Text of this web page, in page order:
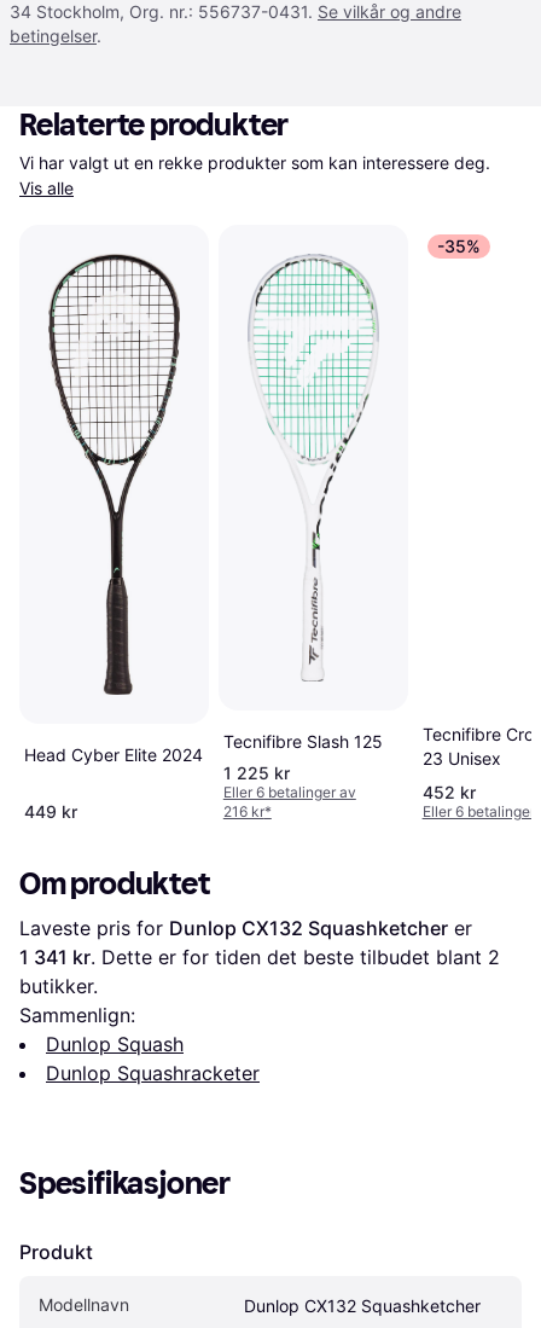
34 Stockholm, Org. nr.: 556737-0431. Se vilkår og andre
betingelser.
Relaterte produkter
Vis alle
Head Cyber Elite 2024
449 kr
Tecnifibre Slash 125
1 225 kr
Eller 6 betalinger av
216 kr*
-35%
Tecnifibre
23 Unisex
452 kr
Eller 6 betalinger
Om produktet
Laveste pris for Dunlop CX132 Squashketcher
1 341 kr. Dette er for tiden det beste tilbudet blant 2
butikker.
Sammenlign:
Dunlop Squash
Dunlop Squashracketer
Spesifikasjoner
Produkt
Modellnavn Dunlop CX132 Squashketcher